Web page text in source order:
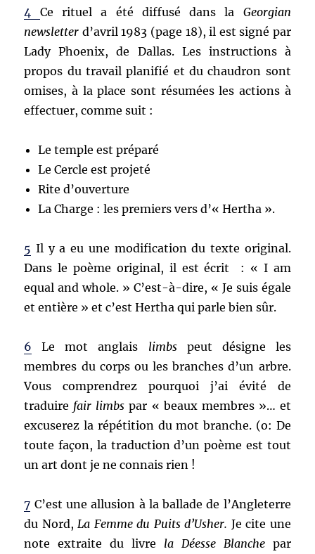
4 Ce rituel a été diffusé dans la Georgian
newsletter d’avril 1983 (page 18), il est signé par
Lady Phoenix, de Dallas. Les instructions à
propos du travail planifié et du chaudron sont
omises, à la place sont résumées les actions à
effectuer, comme suit :
Le temple est préparé
Le Cercle est projeté
Rite d’ouverture
La Charge : les premiers vers d’« Hertha ».
5 Il y a eu une modification du texte original.
Dans le poème original, il est écrit : « I am
equal and whole. » C’est-à-dire, « Je suis égale
et entière » et c’est Hertha qui parle bien sûr.
6 Le mot anglais limbspeut désigne les
membres du corps ou les branches d’un arbre.
Vous comprendrez pourquoi j’ai évité de
traduire fair limbs par « beaux membres »… et
excuserez la répétition du mot branche. (o: De
toute façon, la traduction d’un poème est tout
un art dont je ne connais rien !
7 C’est une allusion à la ballade de l’Angleterre
du Nord, La Femme du Puits d’Usher. Je cite une
note extraite du livre la Déesse Blanchepar